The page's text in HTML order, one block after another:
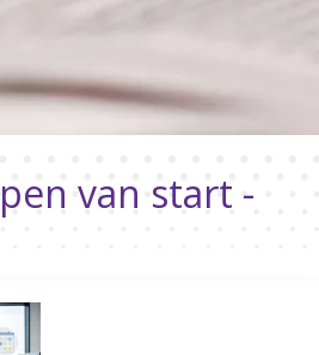
van start -